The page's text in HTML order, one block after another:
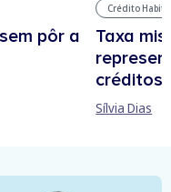
pôr a
Crédito
Taxa
créditos
Sílvia Dias